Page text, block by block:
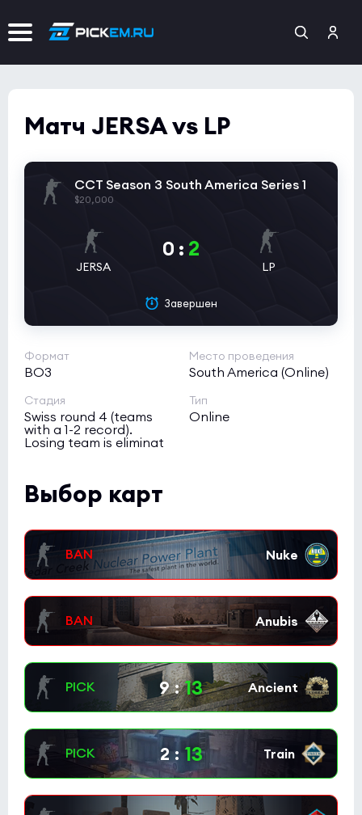
Матч JERSA vs LP
CCT Season 3 South America Series 1
$20,000
JERSA
0 : 2
LP
Завершен
Формат
BO3
Место проведения
South America (Online)
Стадия
Swiss round 4 (teams
with a 1-2 record).
Losing team is eliminat
Тип
Online
Выбор карт
9 : 13
2 : 13